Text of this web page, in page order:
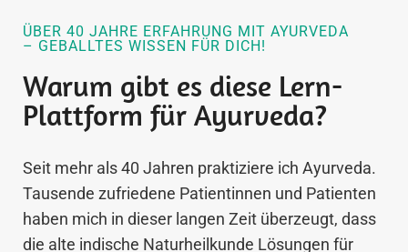
ÜBER 40 JAHRE ERFAHRUNG MIT AYURVEDA
– GEBALLTES WISSEN FÜR DICH!
Warum gibt es diese Lern-
Plattform für Ayurveda?
Seit mehr als 40 Jahren praktiziere ich Ayurveda.
Tausende zufriedene Patientinnen und Patienten
haben mich in dieser langen Zeit überzeugt, dass
die alte indische Naturheilkunde Lösungen für